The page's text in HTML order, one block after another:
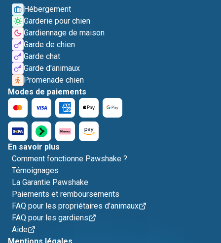
Hébergement
Garderie pour chien
Gardiennage de maison
Garde de chien
Garde chat
Garde d'animaux
Promenade chien
Modes de paiements
En savoir plus
Comment fonctionne Pawshake ?
Témoignages
La Garantie Pawshake
Paiements et remboursements
FAQ pour les propriétaires d'animaux
FAQ pour les gardiens
Aide